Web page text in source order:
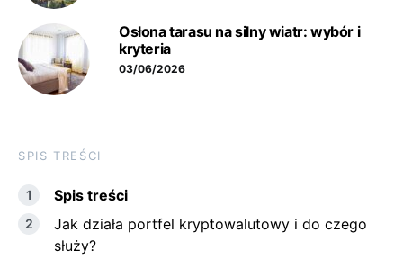
Osłona tarasu na silny wiatr: wybór i
kryteria
03/06/2026
SPIS TREŚCI
Spis ‍treści
Jak działa portfel kryptowalutowy ⁣i do czego
służy?